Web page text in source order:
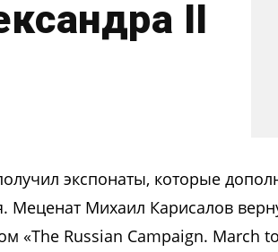
II
экспонаты, которые
Меценат Михаил Карисалов
«The Russian Campaign. March